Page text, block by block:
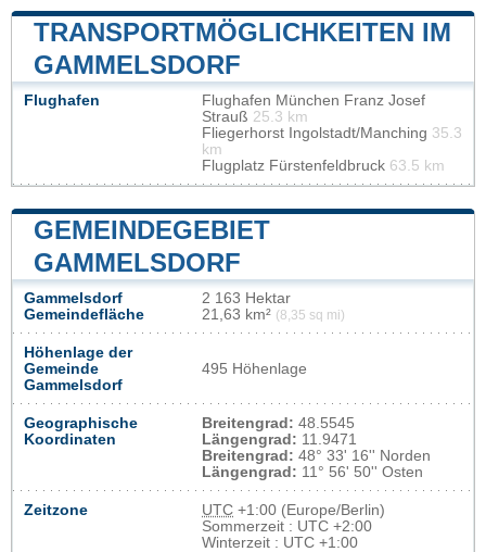
TRANSPORTMÖGLICHKEITEN IM
GAMMELSDORF
Flughafen
Flughafen München Franz Josef
Strauß 25.3 km
Fliegerhorst Ingolstadt/Manching 35.3
km
Flugplatz Fürstenfeldbruck 63.5 km
GEMEINDEGEBIET
GAMMELSDORF
Gammelsdorf
Gemeindefläche
2 163 Hektar
21,63 km² (8,35 sq mi)
Höhenlage der
Gemeinde
Gammelsdorf
495 Höhenlage
Geographische
Koordinaten
Breitengrad: 48.5545
Längengrad: 11.9471
Breitengrad: 48° 33' 16'' Norden
Längengrad: 11° 56' 50'' Osten
Zeitzone UTC +1:00 (Europe/Berlin)
Sommerzeit : UTC +2:00
Winterzeit : UTC +1:00